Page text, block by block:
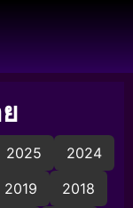
2025
2024
2019
2018